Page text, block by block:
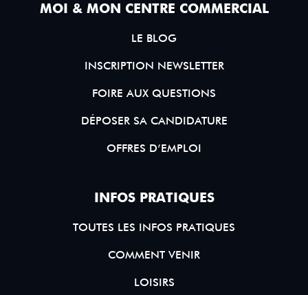
MOI & MON CENTRE COMMERCIAL
LE BLOG
INSCRIPTION NEWSLETTER
FOIRE AUX QUESTIONS
DÉPOSER SA CANDIDATURE
OFFRES D’EMPLOI
INFOS PRATIQUES
TOUTES LES INFOS PRATIQUES
COMMENT VENIR
LOISIRS